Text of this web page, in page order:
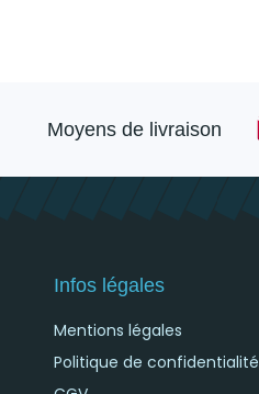
Moyens de livraison
Infos légales
Mentions légales
Politique de confidentialité